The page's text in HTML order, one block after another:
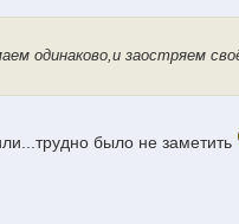
одинаково,и заостряем
было не заметить